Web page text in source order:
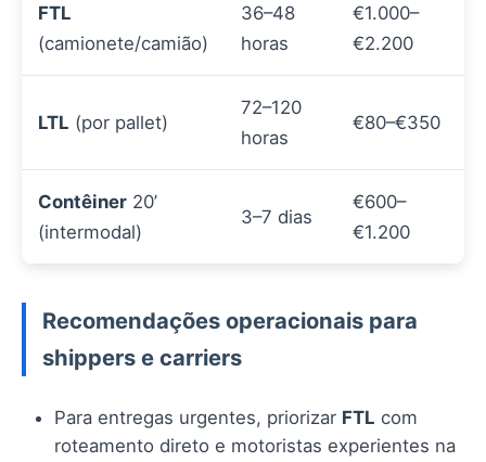
FTL
(camionete/camião)
36–48
horas
€1.000–
€2.200
LTL (por pallet)
72–120
horas
€80–€350
Contêiner 20’
(intermodal)
3–7 dias
€600–
€1.200
Recomendações operacionais para
shippers e carriers
Para entregas urgentes, priorizar FTL com
roteamento direto e motoristas experientes na